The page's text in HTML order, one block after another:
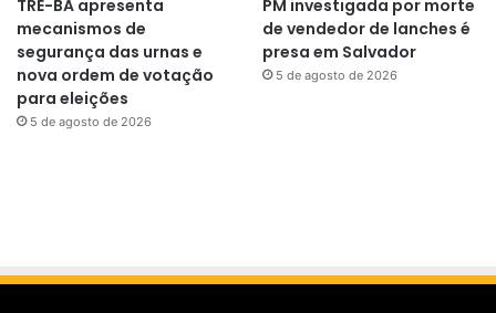
TRE-BA apresenta
mecanismos de
segurança das urnas e
nova ordem de votação
para eleições
5 de agosto de 2026
PM investigada por morte
de vendedor de lanches é
presa em Salvador
5 de agosto de 2026